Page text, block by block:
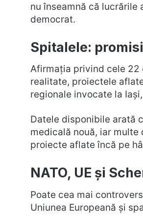
nu înseamnă că
democrat.
Spitalele:
Afirmația privind cele 22
realitate, proiectele
regionale invocate la
Datele disponibile arată
medicală nouă, iar
proiecte aflate încă pe
NATO, UE și
Poate cea mai
Uniunea Europeană și